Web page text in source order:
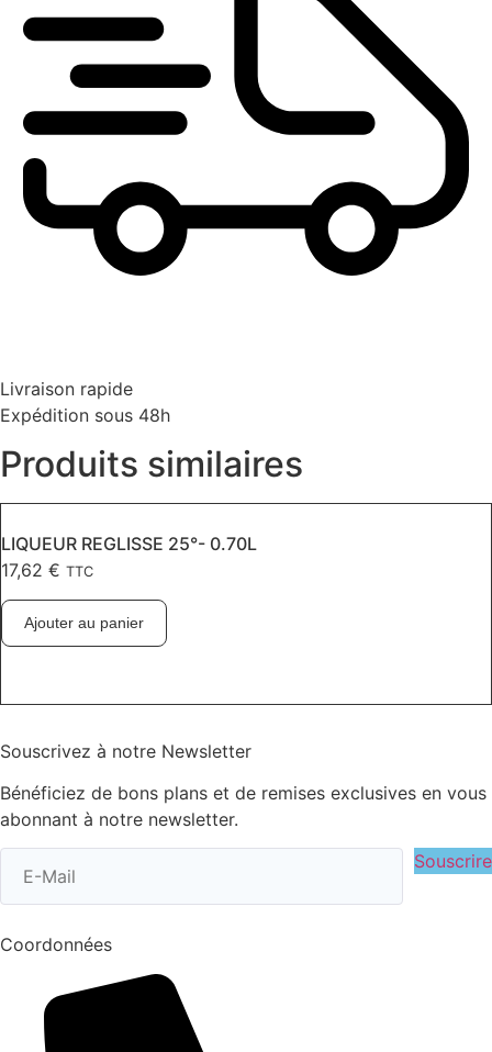
Livraison rapide
Expédition sous 48h
Produits similaires
LIQUEUR REGLISSE 25°- 0.70L
17,62 € TTC
Ajouter au panier
Souscrivez à notre Newsletter
Bénéficiez de bons plans et de remises exclusives en vous
abonnant à notre newsletter.
Souscrire
Coordonnées